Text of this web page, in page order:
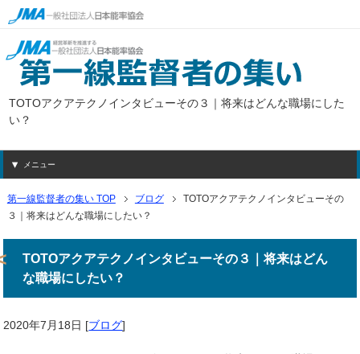
TOTOアクアテクノインタビューその３｜将来はどんな職場にした
い？
メニュー
第一線監督者の集い TOP ブログ
TOTOアクアテクノインタビューその
３｜将来はどんな職場にしたい？
TOTOアクアテクノインタビューその３｜将来はどん
な職場にしたい？
2020年7月18日 [ブログ]